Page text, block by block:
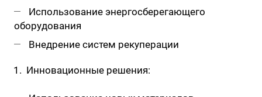
Использование энергосберегающего
оборудования
Внедрение систем рекуперации
Инновационные решения: